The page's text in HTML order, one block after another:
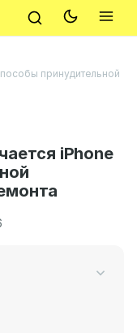
принудительной
iPhone